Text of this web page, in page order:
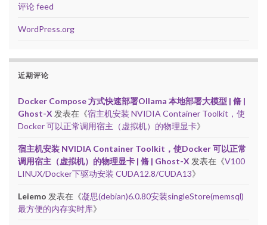
评论 feed
WordPress.org
近期评论
Docker Compose 方式快速部署Ollama 本地部署大模型 | 脩 |
Ghost-X 发表在《宿主机安装 NVIDIA Container Toolkit，使
Docker 可以正常调用宿主（虚拟机）的物理显卡》
宿主机安装 NVIDIA Container Toolkit，使Docker 可以正常
调用宿主（虚拟机）的物理显卡 | 脩 | Ghost-X 发表在《V100
LINUX/Docker下驱动安装 CUDA12.8/CUDA13》
Leiemo 发表在《凝思(debian)6.0.80安装singleStore(memsql)
最方便的内存实时库》